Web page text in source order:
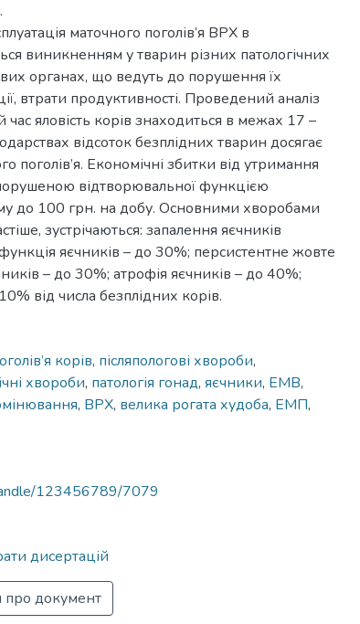
маточного поголів’я ВРХ в
виникненням у тварин різних патологічних
органах, що ведуть до порушення їх
втрати продуктивності. Проведений аналіз
час яловість корів знаходиться в межах 17 –
відсоток безплідних тварин досягає
поголів’я. Економічні збитки від утримання
відтворювальної функцією
до 100 грн. на добу. Основними хворобами
зустрічаються: запалення яєчників
яєчників – до 30%; персистентне жовте
– до 30%; атрофія яєчників – до 40%;
від числа безплідних корів.
корів, післяпологові хвороби,
хвороби, патологія гонад, яєчники, ЕМВ,
, ВРХ, велика рогата худоба, ЕМП,
123456789/7079
дисертацій
про документ